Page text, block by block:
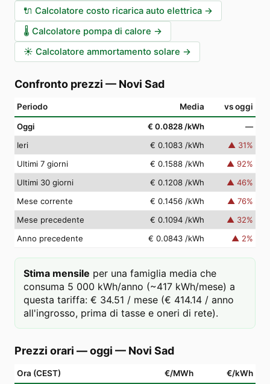
🔌 Calcolatore costo ricarica auto elettrica →
🌡️ Calcolatore pompa di calore →
☀️ Calcolatore ammortamento solare →
Confronto prezzi — Novi Sad
Periodo Media vs oggi
Oggi € 0.0828 /kWh
—
Ieri
€ 0.1083 /kWh ▲ 31%
Ultimi 7 giorni
€ 0.1588 /kWh ▲ 92%
Ultimi 30 giorni
€ 0.1208 /kWh ▲ 46%
Mese corrente
€ 0.1456 /kWh ▲ 76%
Mese precedente
€ 0.1094 /kWh ▲ 32%
Anno precedente
€ 0.0843 /kWh ▲ 2%
Stima mensile per una famiglia media che
consuma 5 000 kWh/anno (~417 kWh/mese) a
questa tariffa: € 34.51 / mese (€ 414.14 / anno
all'ingrosso, prima di tasse e oneri di rete).
Prezzi orari — oggi — Novi Sad
Ora (CEST) €/MWh €/kWh